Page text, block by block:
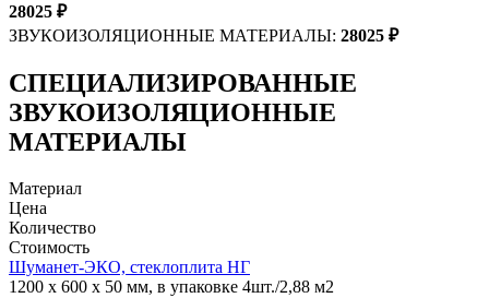
28025 ₽
ЗВУКОИЗОЛЯЦИОННЫЕ МАТЕРИАЛЫ: 28025 ₽
СПЕЦИАЛИЗИРОВАННЫЕ
ЗВУКОИЗОЛЯЦИОННЫЕ
МАТЕРИАЛЫ
Материал
Цена
Количество
Стоимость
Шуманет-ЭКО, стеклоплита НГ
1200 х 600 х 50 мм, в упаковке 4шт./2,88 м2